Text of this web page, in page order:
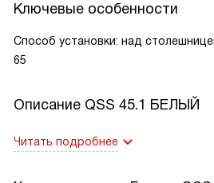
Ключевые особенности
Способ установки: над
65
Описание QSS 45.1 БЕЛЫЙ
Читать подробнее